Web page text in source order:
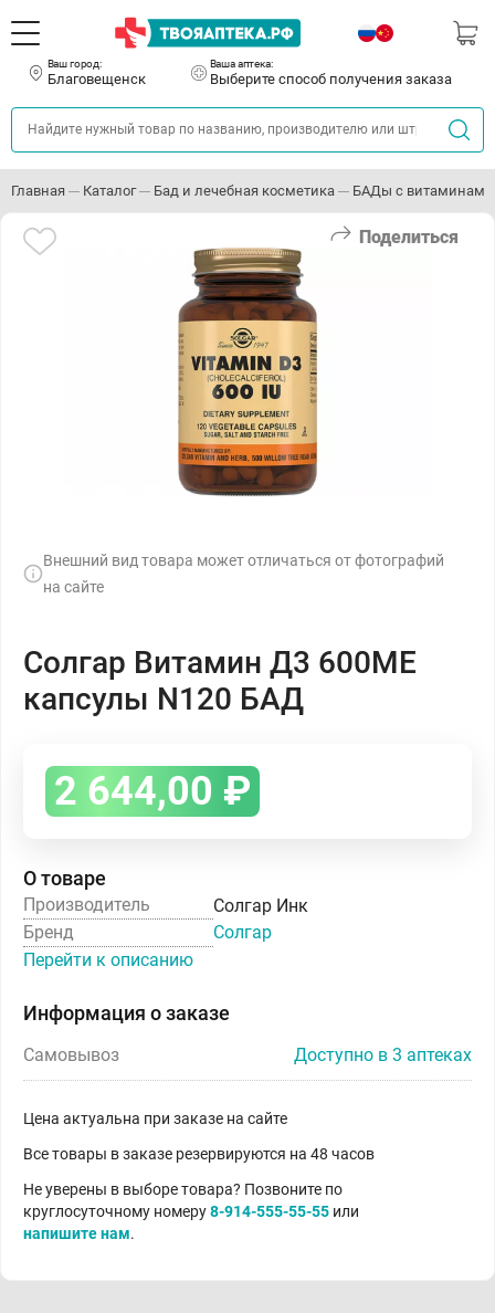
Ваш город:
Благовещенск
Ваша аптека:
Выберите способ получения заказа
Главная Каталог Бад и лечебная косметика БАДы с
Поделиться
Внешний вид товара может отличаться от фотографий
на сайте
Солгар Витамин Д3 600МЕ
капсулы N120 БАД
2 644,00 ₽
О товаре
Производитель
Солгар Инк
Бренд
Солгар
Перейти к описанию
Информация о заказе
Самовывоз Доступно в 3 аптеках
Цена актуальна при заказе на сайте
Все товары в заказе резервируются на 48 часов
Не уверены в выборе товара? Позвоните по
круглосуточному номеру8-914-555-55-55 или
напишите нам.